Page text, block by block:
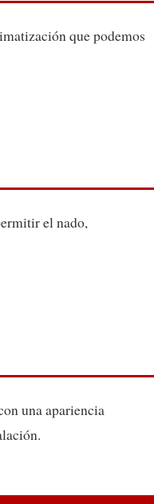
que podemos
el nado,
una apariencia